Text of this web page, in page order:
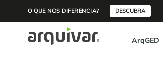
O QUE NOS DIFERENCIA? DESCUBRA
ArqGED